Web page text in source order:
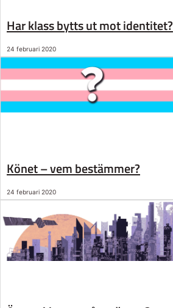
Har klass bytts ut mot identitet?
24 februari 2020
Könet – vem bestämmer?
24 februari 2020